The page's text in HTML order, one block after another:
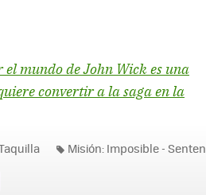
mundo de John Wick es una
convertir a la saga en la
Misión: Imposible -